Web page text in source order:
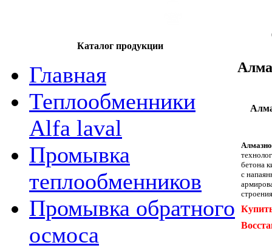
Каталог продукции
Главная
Теплообменники
Alfa laval
Промывка
теплообменников
Промывка обратного
осмоса
бетона
с